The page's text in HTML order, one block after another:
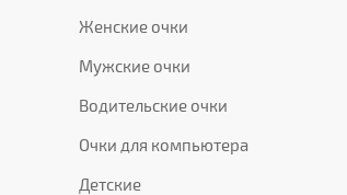
Женские очки
Мужские очки
Водительские очки
Очки для компьютера
Детские